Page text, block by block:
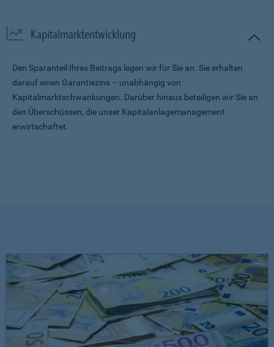
Kapitalmarktentwicklung
Den Sparanteil Ihres Beitrags legen wir für Sie an. Sie erhalten
darauf einen Garantiezins – unabhängig von
Kapitalmarktschwankungen. Darüber hinaus beteiligen wir Sie an
den Überschüssen, die unser Kapitalanlagemanagement
erwirtschaftet.